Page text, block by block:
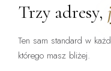
Trzy adresy,
Ten sam standard w
którego masz bliżej.